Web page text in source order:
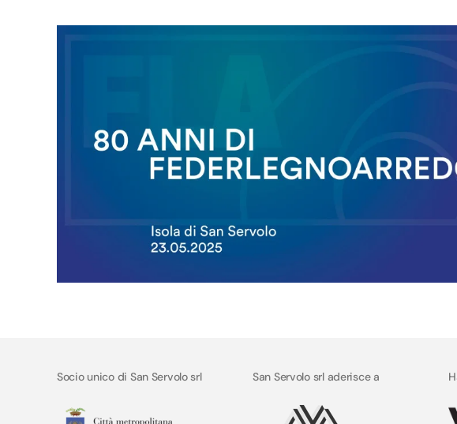
Socio unico di San Servolo srl San Servolo srl aderisce a